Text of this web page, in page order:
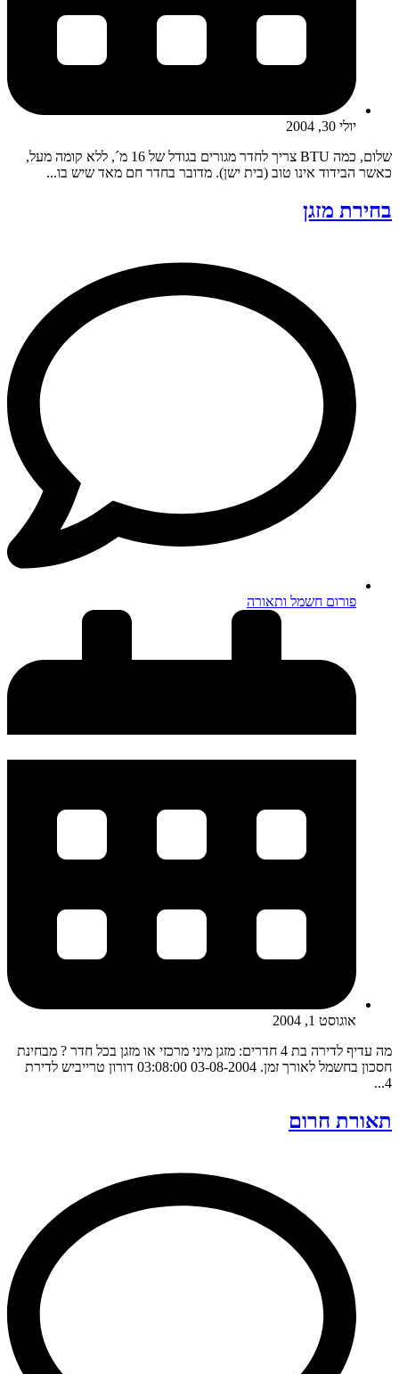
יולי 30, 2004
שלום, כמה BTU צריך לחדר מגורים בגודל של 16 מ´, ללא קומה מעל,
כאשר הבידוד אינו טוב (בית ישן). מדובר בחדר חם מאד שיש בו...
בחירת מזגן
פורום חשמל ותאורה
אוגוסט 1, 2004
מה עדיף לדירה בת 4 חדרים: מזגן מיני מרכזי או מזגן בכל חדר ? מבחינת
חסכון בחשמל לאורך זמן. 03-08-2004 03:08:00 דורון טרייביש לדירת
4...
תאורת חרום